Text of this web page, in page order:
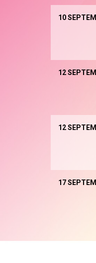
10
12
12
17